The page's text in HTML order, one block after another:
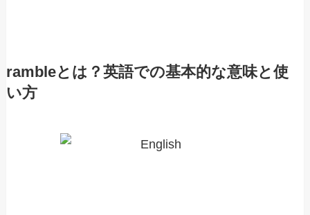
rambleとは？英語での基本的な意味と使
い方